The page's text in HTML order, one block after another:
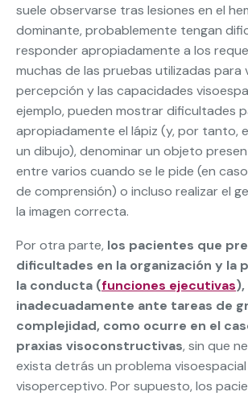
suele observarse tras lesiones en el
dominante, probablemente tengan
responder apropiadamente a los
muchas de las pruebas utilizadas para
percepción y las capacidades
ejemplo, pueden mostrar dificultades
apropiadamente el lápiz (y, por tanto,
un dibujo), denominar un objeto
entre varios cuando se le pide (en
de comprensión) o incluso realizar el
la imagen correcta.
Por otra parte, los pacientes que
dificultades en la organización y la
la conducta (funciones ejecutivas
inadecuadamente ante tareas de
complejidad, como ocurre en el
praxias visoconstructivas, sin que
exista detrás un problema
visoperceptivo. Por supuesto, los